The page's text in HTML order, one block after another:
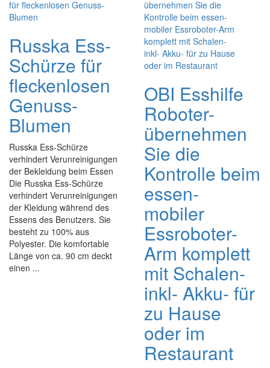
Russka Ess-
Schürze für
fleckenlosen
Genuss-
Blumen
Russka Ess-Schürze
verhindert Verunreinigungen
der Bekleidung beim Essen
Die Russka Ess-Schürze
verhindert Verunreinigungen
der Kleidung während des
Essens des Benutzers. Sie
besteht zu 100% aus
Polyester. Die komfortable
Länge von ca. 90 cm deckt
einen ...
OBI Esshilfe
Roboter-
übernehmen
Sie die
Kontrolle beim
essen-
mobiler
Essroboter-
Arm komplett
mit Schalen-
inkl- Akku- für
zu Hause
oder im
Restaurant